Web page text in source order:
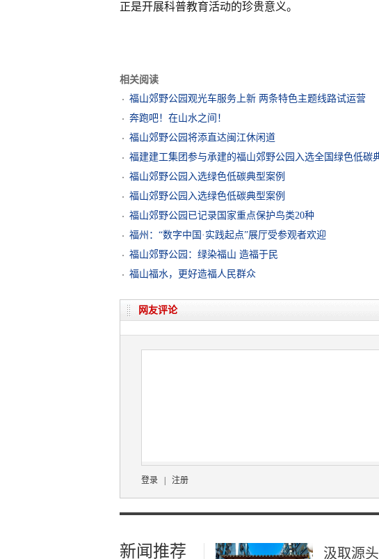
正是开展科普教育活动的珍贵意义。
相关阅读
福山郊野公园观光车服务上新 两条特色主题线路试运营
奔跑吧！在山水之间！
福山郊野公园将添直达闽江休闲道
福建建工集团参与承建的福山郊野公园入选全国绿色低碳
福山郊野公园入选绿色低碳典型案例
福山郊野公园入选绿色低碳典型案例
福山郊野公园已记录国家重点保护鸟类20种
福州：“数字中国·实践起点”展厅受参观者欢迎
福山郊野公园：绿染福山 造福于民
福山福水，更好造福人民群众
网友评论
登录 注册
新闻推荐 汲取源